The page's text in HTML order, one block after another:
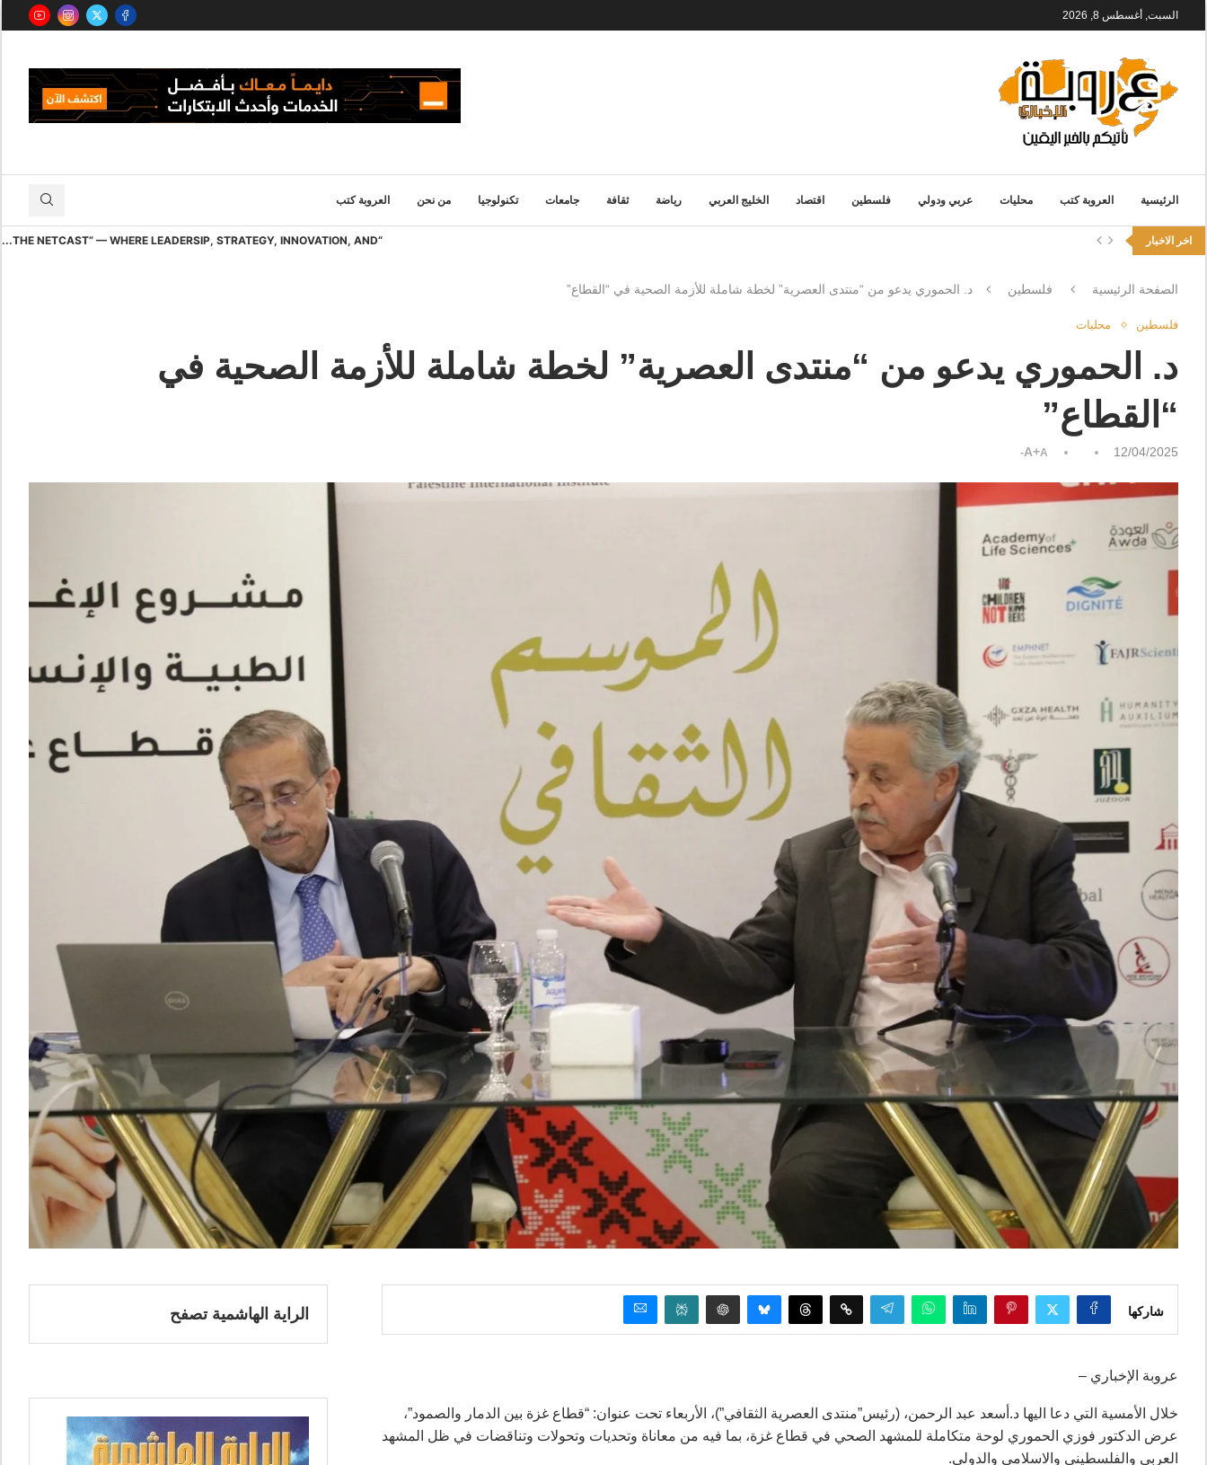
السبت, أغسطس 8, 2026
الرئيسية العروبة كتب محليات عربي ودولي فلسطين اقتصاد الخليج العربي رياضة ثقافة جامعات تكنولوجيا من نحن العروبة كتب
اخر الاخبار “THE NETCAST” — WHERE LEADERSIP, STRATEGY, INNOVATION, AND...
الصفحة الرئيسية فلسطين د. الحموري يدعو من “منتدى العصرية” لخطة شاملة للأزمة الصحية في “القطاع”
فلسطين محليات
د. الحموري يدعو من “منتدى العصرية” لخطة شاملة للأزمة الصحية في
“القطاع”
12/04/2025
A+A-
شاركها
عروبة الإخباري –
خلال الأمسية التي دعا اليها د.أسعد عبد الرحمن، (رئيس”منتدى العصرية الثقافي”)، الأربعاء تحت عنوان: “قطاع غزة بين الدمار والصمود”،
عرض الدكتور فوزي الحموري لوحة متكاملة للمشهد الصحي في قطاع غزة، بما فيه من معاناة وتحديات وتحولات وتناقضات في ظل المشهد
العربي والفلسطيني والاسلامي والدولي.
الراية الهاشمية تصفح